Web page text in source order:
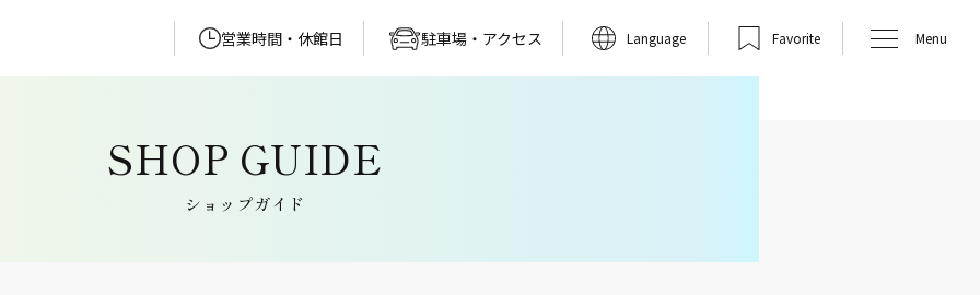
営業時間・休館日 駐車場・アクセス Favorite
Language Menu
ショップガイド